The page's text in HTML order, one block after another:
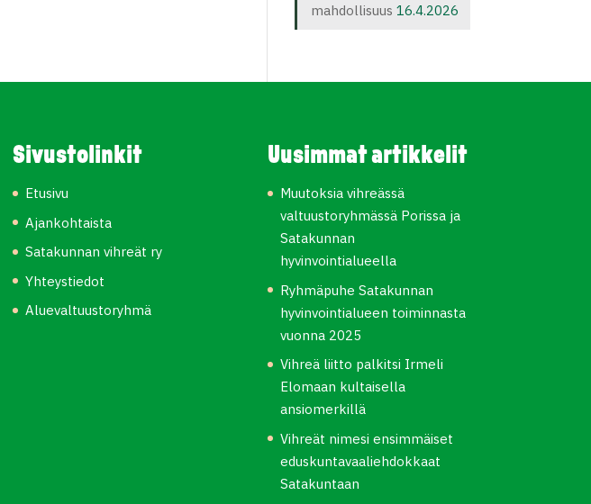
mahdollisuus 16.4.2026
Sivustolinkit
Etusivu
Ajankohtaista
Satakunnan vihreät ry
Yhteystiedot
Aluevaltuustoryhmä
Uusimmat artikkelit
Muutoksia vihreässä
valtuustoryhmässä Porissa ja
Satakunnan
hyvinvointialueella
Ryhmäpuhe Satakunnan
hyvinvointialueen toiminnasta
vuonna 2025
Vihreä liitto palkitsi Irmeli
Elomaan kultaisella
ansiomerkillä
Vihreät nimesi ensimmäiset
eduskuntavaaliehdokkaat
Satakuntaan